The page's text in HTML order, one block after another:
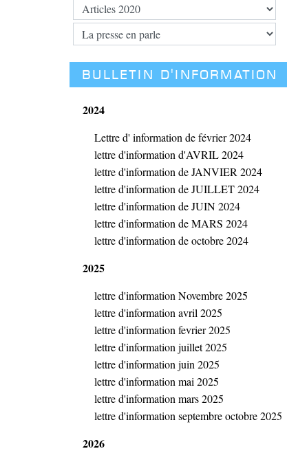
BULLETIN D'INFORMATION
2024
Lettre d' information de février 2024
lettre d'information d'AVRIL 2024
lettre d'information de JANVIER 2024
lettre d'information de JUILLET 2024
lettre d'information de JUIN 2024
lettre d'information de MARS 2024
lettre d'information de octobre 2024
2025
lettre d'information Novembre 2025
lettre d'information avril 2025
lettre d'information fevrier 2025
lettre d'information juillet 2025
lettre d'information juin 2025
lettre d'information mai 2025
lettre d'information mars 2025
lettre d'information septembre octobre 2025
2026